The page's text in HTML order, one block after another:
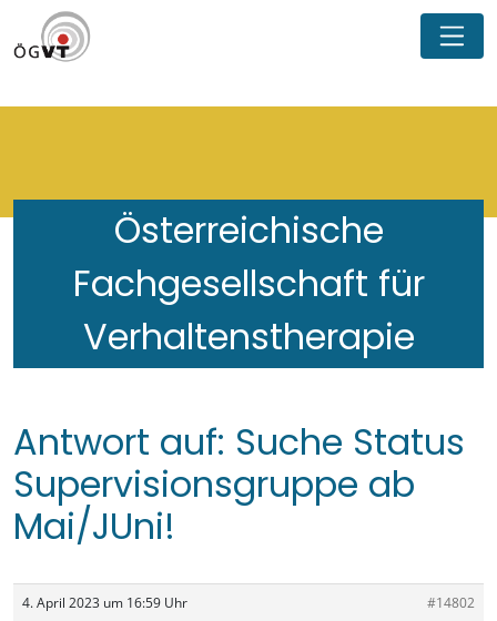
Österreichische
Fachgesellschaft für
Verhaltenstherapie
Antwort auf: Suche Status
Supervisionsgruppe ab
Mai/JUni!
4. April 2023 um 16:59 Uhr
#14802